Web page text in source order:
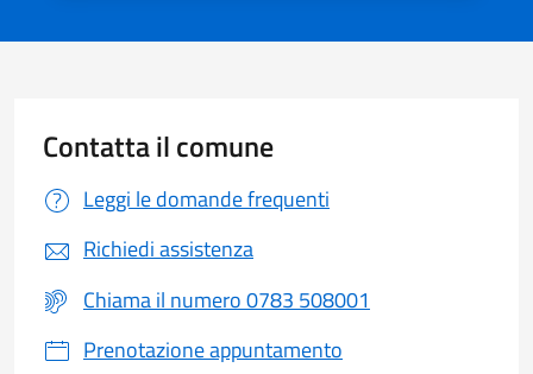
Contatta il comune
Leggi le domande frequenti
Richiedi assistenza
Chiama il numero 0783 508001
Prenotazione appuntamento